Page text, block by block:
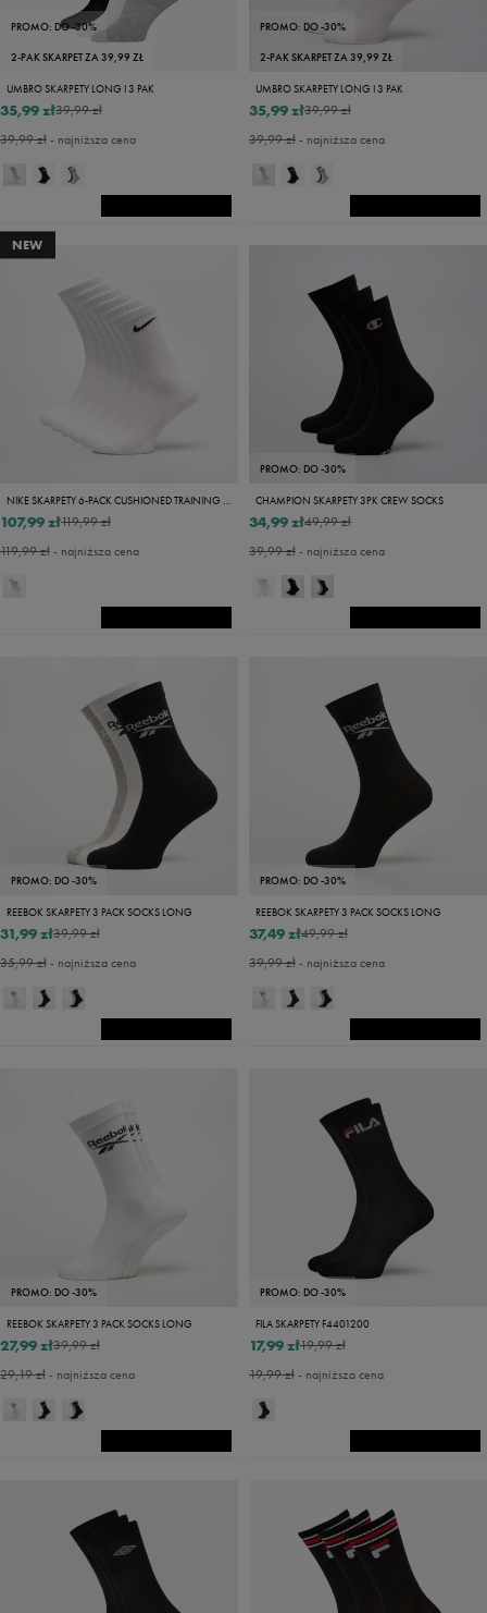
PROMO: DO -30%
2-PAK SKARPET ZA 39,99 ZŁ
UMBRO SKARPETY LONG I 3 PAK
39,99 zł
35,99 zł
39,99 zł- najniższa cena
PROMO: DO -30%
2-PAK SKARPET ZA 39,99 ZŁ
UMBRO SKARPETY LONG I 3 PAK
39,99 zł
35,99 zł
39,99 zł- najniższa cena
NEW
NIKE SKARPETY 6-PACK CUSHIONED TRAINING CREW
119,99 zł
107,99 zł
119,99 zł- najniższa cena
PROMO: DO -30%
CHAMPION SKARPETY 3PK CREW SOCKS
49,99 zł
34,99 zł
39,99 zł- najniższa cena
PROMO: DO -30%
REEBOK SKARPETY 3 PACK SOCKS LONG
39,99 zł
31,99 zł
35,99 zł- najniższa cena
PROMO: DO -30%
REEBOK SKARPETY 3 PACK SOCKS LONG
49,99 zł
37,49 zł
39,99 zł- najniższa cena
PROMO: DO -30%
REEBOK SKARPETY 3 PACK SOCKS LONG
39,99 zł
27,99 zł
29,19 zł- najniższa cena
PROMO: DO -30%
FILA SKARPETY F4401200
19,99 zł
17,99 zł
19,99 zł- najniższa cena